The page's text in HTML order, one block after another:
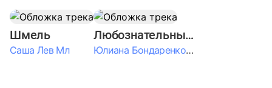
Шмель
Саша Лев Мл
Любознательные Дети
Юлиана Бондаренко & Амелия Колпакова & Егор Егоров & Валерия Шевченко & Ксюша Косичкина